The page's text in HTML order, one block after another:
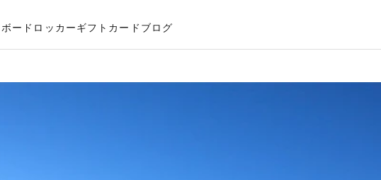
ボードロッカーギフトカード ブログ